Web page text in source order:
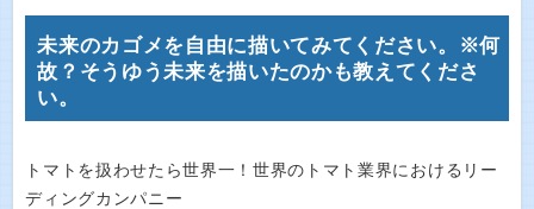
未来のカゴメを自由に描いてみてください。※何
故？そうゆう未来を描いたのかも教えてくださ
い。
トマトを扱わせたら世界一！世界のトマト業界におけるリー
ディングカンパニー